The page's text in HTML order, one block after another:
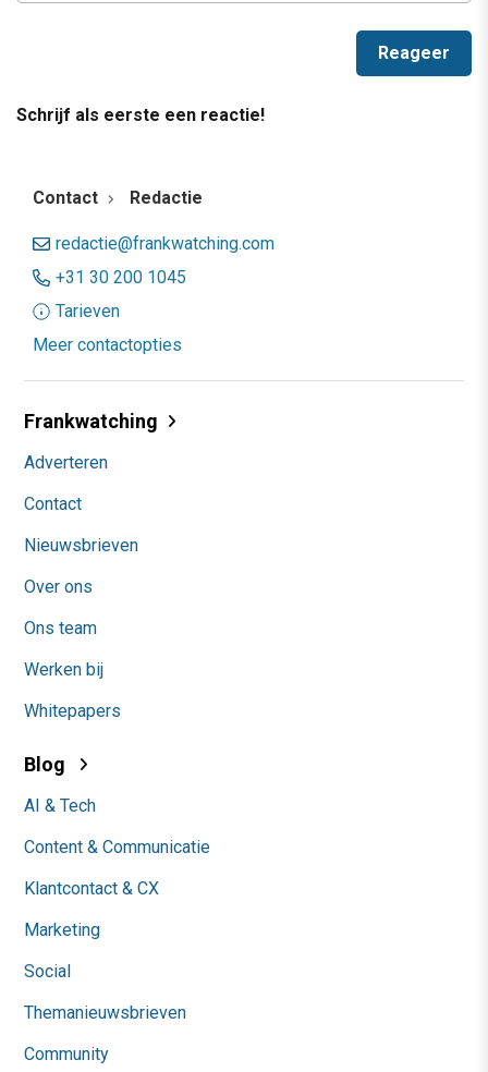
Schrijf als eerste een reactie!
Contact Redactie
redactie@frankwatching.com
+31 30 200 1045
Tarieven
Meer contactopties
Frankwatching
Adverteren
Contact
Nieuwsbrieven
Over ons
Ons team
Werken bij
Whitepapers
Blog
AI & Tech
Content & Communicatie
Klantcontact & CX
Marketing
Social
Themanieuwsbrieven
Community